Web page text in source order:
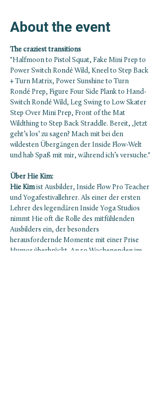
About the event
The craziest transitions
"Halfmoon to Pistol Squat, Fake Mini Prep to
Power Switch Rondé Wild, Kneel to Step Back
+ Turn Matrix, Power Sunshine to Turn
Rondé Prep, Figure Four Side Plank to Hand-
Switch Rondé Wild, Leg Swing to Low Skater
Step Over Mini Prep, Front of the Mat
Wildthing to Step Back Straddle. Bereit, ‚Jetzt
geht’s los‘ zu sagen? Mach mit bei den
wildesten Übergängen der Inside Flow-Welt
und hab Spaß mit mir, während ich’s versuche."
Über Hie Kim:
Hie Kim ist Ausbilder, Inside Flow Pro Teacher
und Yogafestivallehrer. Als einer der ersten
Lehrer des legendären Inside Yoga Studios
nimmt Hie oft die Rolle des mitfühlenden
Ausbilders ein, der besonders
herausfordernde Momente mit einer Prise
Humor überbrückt. An 50 Wochenenden im